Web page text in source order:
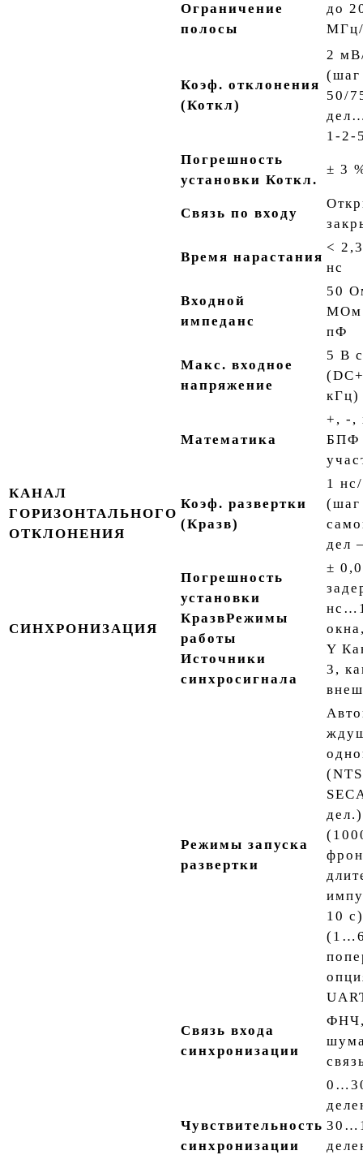
Ограничение
полосы
до
Коэф. отклонения
(Коткл)
2
50/
1-2-
Погрешность
установки Коткл.
± 3
Связь по входу
Время нарастания
< 2,3
нс
Входной
импеданс
50
МОм
пФ
Макс. входное
напряжение
5 В
кГц)
Математика
+, -,
БПФ
КАНАЛ
ГОРИЗОНТАЛЬНОГО
ОТКЛОНЕНИЯ
Коэф. развертки
(Кразв)
1
дел
СИНХРОНИЗАЦИЯ
Погрешность
установки
КразвРежимы
работы
Источники
синхросигнала
±
Y
3,
Режимы запуска
развертки
10
Связь входа
синхронизации
Чувствительность
синхронизации